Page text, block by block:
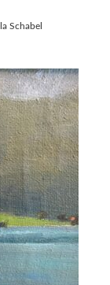
Schabel